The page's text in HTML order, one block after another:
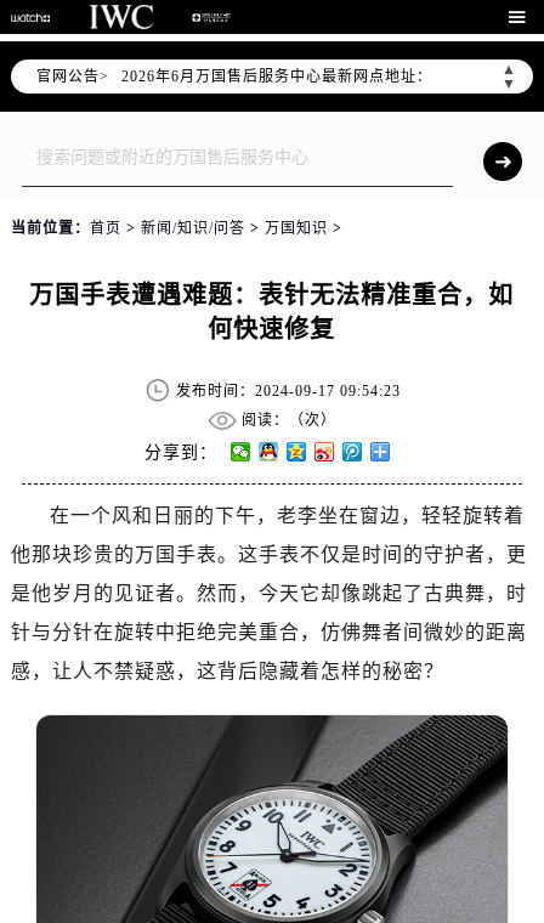

官网公告>
▲
▼
2026年6月万国上海市售后服务网络优化升级公告
2026年6月上海市万国官方售后客户服务热线：400-992-7093
2026年6月万国售后服务中心最新网点地址：
上海市徐汇区虹桥路3号港汇中心写字楼2座37层3705室（需提前预约）
当前位置： 首页 > 新闻/知识/问答 > 万国知识 >
万国手表遭遇难题：表针无法精准重合，如
何快速修复
发布时间：2024-09-17 09:54:23
阅读：（次）
分享到：
在一个风和日丽的下午，老李坐在窗边，轻轻旋转着
他那块珍贵的万国手表。这手表不仅是时间的守护者，更
是他岁月的见证者。然而，今天它却像跳起了古典舞，时
针与分针在旋转中拒绝完美重合，仿佛舞者间微妙的距离
感，让人不禁疑惑，这背后隐藏着怎样的秘密？